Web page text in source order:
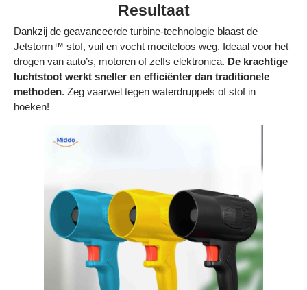
Resultaat
Dankzij de geavanceerde turbine-technologie blaast de
Jetstorm™ stof, vuil en vocht moeiteloos weg. Ideaal voor het
drogen van auto’s, motoren of zelfs elektronica. De krachtige
luchtstoot werkt sneller en efficiënter dan traditionele
methoden. Zeg vaarwel tegen waterdruppels of stof in
hoeken!